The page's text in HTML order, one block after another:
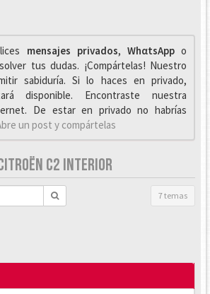
mensajes privados, WhαtsAppo
tus dudas. ¡Compártelas! Nuestro
sabiduría. Si lo haces en privado,
disponible. Encontraste nuestra
De estar en privado no habrías
un post y compártelas
C2 INTERIOR
7 temas